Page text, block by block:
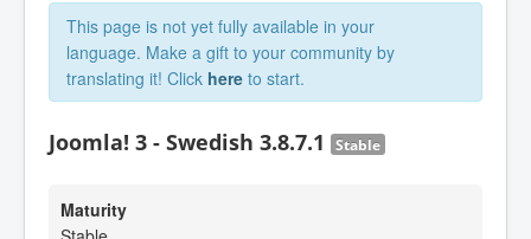
This page is not yet fully available in your
language. Make a gift to your community by
translating it! Click here to start.
Joomla! 3 - Swedish 3.8.7.1 Stable
Maturity